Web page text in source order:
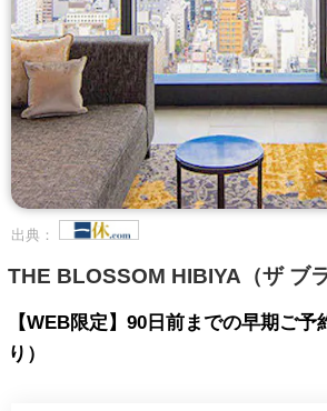
出典：
THE BLOSSOM HIBIYA（ザ ブ
【WEB限定】90日前までの早期ご予
り）